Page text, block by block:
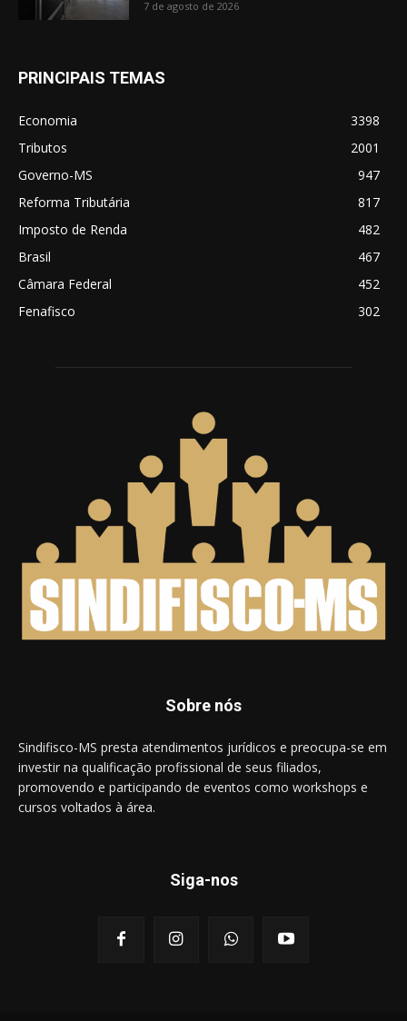
7 de agosto de 2026
PRINCIPAIS TEMAS
Economia
3398
Tributos
2001
Governo-MS
947
Reforma Tributária
817
Imposto de Renda
482
Brasil
467
Câmara Federal
452
Fenafisco
302
Sobre nós
Sindifisco-MS presta atendimentos jurídicos e preocupa-se em
investir na qualificação profissional de seus filiados,
promovendo e participando de eventos como workshops e
cursos voltados à área.
Siga-nos